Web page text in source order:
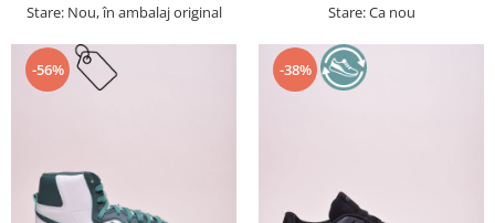
Stare: Nou, în ambalaj original Stare: Ca nou
-56% -38%